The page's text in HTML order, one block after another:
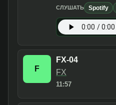
СЛУШАТЬ Spotify
F
FX-04
FX
11:57